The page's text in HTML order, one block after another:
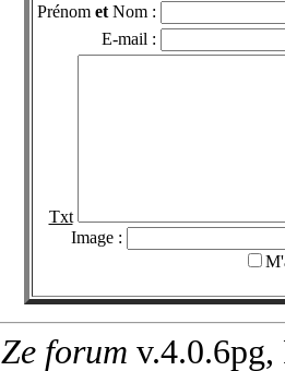
Prénom et Nom :
E-mail :
Txt
Image :
Ze forum